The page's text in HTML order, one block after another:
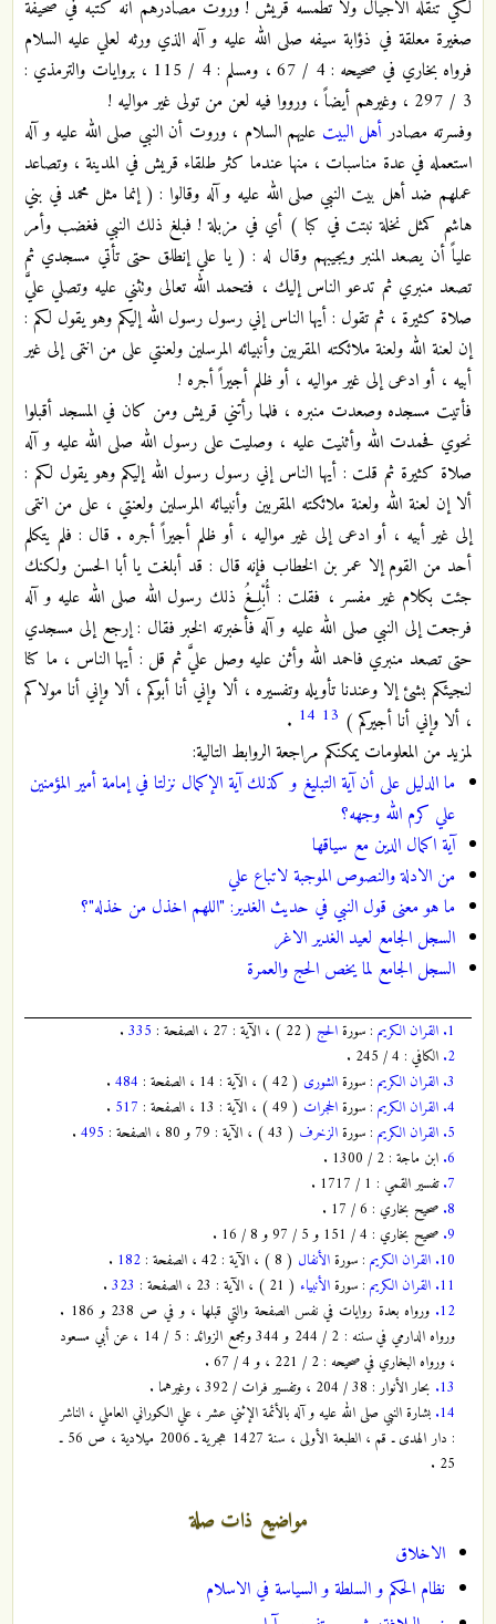
لكي تنقله الأجيال ولا تطمسه قريش ! وروت مصادرهم أنه كتبه في صحيفة
صغيرة معلقة في ذؤابة سيفه صلى الله عليه و آله الذي ورثه لعلي عليه السلام
فرواه بخاري في صحيحه : 4 / 67 ، ومسلم : 4 / 115 ، بروايات والترمذي :
3 / 297 ، وغيرهم أيضاً ، ورووا فيه لعن من تولى غير مواليه !
وفسرته مصادرأهل البيت عليهم السلام ، وروت أن النبي صلى الله عليه و آله
استعمله في عدة مناسبات ، منها عندما كثر طلقاء قريش في المدينة ، وتصاعد
عملهم ضد أهل بيت النبي صلى الله عليه و آله وقالوا : ( إنما مثل محمد في بني
هاشم كمثل نخلة نبتت في كبا ) أي في مزبلة ! فبلغ ذلك النبي فغضب وأمر
علياً أن يصعد المنبر ويجيبهم وقال له : ( يا علي إنطلق حتى تأتي مسجدي ثم
تصعد منبري ثم تدعو الناس إليك ، فتحمد الله تعالى وتثني عليه وتصلي عليَّ
صلاة كثيرة ، ثم تقول : أيها الناس إني رسول رسول الله إليكم وهو يقول لكم :
إن لعنة الله ولعنة ملائكته المقربين وأنبيائه المرسلين ولعنتي على من انتمى إلى غير
أبيه ، أو ادعى إلى غير مواليه ، أو ظلم أجيراً أجره !
فأتيت مسجده وصعدت منبره ، فلما رأتني قريش ومن كان في المسجد أقبلوا
نحوي فحمدت الله وأثنيت عليه ، وصليت على رسول الله صلى الله عليه و آله
صلاة كثيرة ثم قلت : أيها الناس إني رسول رسول الله إليكم وهو يقول لكم :
ألا إن لعنة الله ولعنة ملائكته المقربين وأنبيائه المرسلين ولعنتي ، على من انتمى
إلى غير أبيه ، أو ادعى إلى غير مواليه ، أو ظلم أجيراً أجره . قال : فلم يتكلم
أحد من القوم إلا عمر بن الخطاب فإنه قال : قد أبلغت يا أبا الحسن ولكنك
جئت بكلام غير مفسر ، فقلت : أُبْلِغُ ذلك رسول الله صلى الله عليه و آله
فرجعت إلى النبي صلى الله عليه و آله فأخبرته الخبر فقال : إرجع إلى مسجدي
حتى تصعد منبري فاحمد الله وأثن عليه وصل عليَّ ثم قل : أيها الناس ، ما كنا
لنجيئكم بشئ إلا وعندنا تأويله وتفسيره ، ألا وإني أنا أبوكم ، ألا وإني أنا مولاكم
، ألا وإني أنا أجيركم ) 13
14
.
لمزيد من المعلومات يمكنكم مراجعة الروابط التالية:
ما الدليل على أن آية التبليغ و كذلك آية الإكمال نزلتا في إمامة أمير المؤمنين
علي كرم الله وجهه؟
آية اكمال الدين مع سياقها
من الادلة والنصوص الموجبة لاتباع علي
ما هو معنى قول النبي في حديث الغدير: "اللهم اخذل من خذله"؟
السجل الجامع لعيد الغدير الاغر
السجل الجامع لما يخص الحج والعمرة
1. القران الكريم : سورةالحج ( 22 ) ، الآية : 27 ، الصفحة : 335
.
2. الكافي : 4 / 245 .
3. القران الكريم : سورةالشورى ( 42 ) ، الآية : 14 ، الصفحة : 484
.
4. القران الكريم : سورةالحجرات ( 49 ) ، الآية : 13 ، الصفحة : 517
.
5. القران الكريم : سورةالزخرف ( 43 ) ، الآية : 79 و 80 ، الصفحة : 495
.
6. ابن ماجة : 2 / 1300 .
7. تفسير القمي : 1 / 1717 .
8. صحيح بخاري : 6 / 17 .
9. صحيح بخاري : 4 / 151 و 5 / 97 و 8 / 16 .
10. القران الكريم : سورةالأنفال ( 8 ) ، الآية : 42 ، الصفحة : 182
.
11. القران الكريم : سورةالأنبياء ( 21 ) ، الآية : 23 ، الصفحة : 323
.
12.
ورواه بعدة روايات في نفس الصفحة والتي قبلها ، و في ص 238 و 186 .
ورواه الدارمي في سننه : 2 / 244 و 344 ومجمع الزوائد : 5 / 14 ، عن أبي مسعود
، ورواه البخاري في صحيحه : 2 / 221 ، و 4 / 67 .
13. بحار الأنوار : 38 / 204 ، وتفسير فرات / 392 ، وغيرهما .
14. بشارة النبي صلى الله عليه و آله بالأئمة الإثني عشر ، علي الكوراني العاملي ، الناشر
: دار الهدى ـ قم ، الطبعة الأولى ، سنة 1427 هجرية ـ 2006 ميلادية ، ص 56 ـ
25 .
مواضيع ذات صلة
الاخلاق
نظام الحكم و السلطة و السياسة في الاسلام